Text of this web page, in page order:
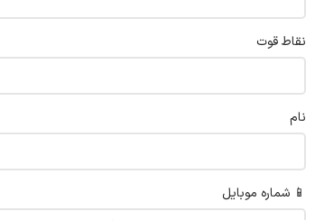
نقاط قوت
نام
📱 شماره موبایل